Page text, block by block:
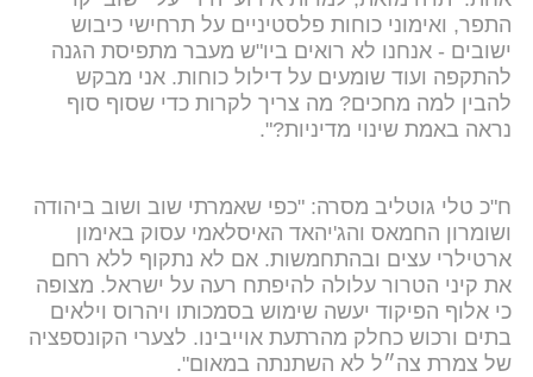
התפר, ואימוני כוחות פלסטיניים על תרחישי כיבוש
ישובים - אנחנו לא רואים ביו"ש מעבר מתפיסת הגנה
להתקפה ועוד שומעים על דילול כוחות. אני מבקש
להבין למה מחכים? מה צריך לקרות כדי שסוף סוף
נראה באמת שינוי מדיניות?".
ח"כ טלי גוטליב מסרה: "כפי שאמרתי שוב ושוב ביהודה
ושומרון החמאס והג'יהאד האיסלאמי עסוק באימון
ארטילרי עצים ובהתחמשות. אם לא נתקוף ללא רחם
את קיני הטרור עלולה להיפתח רעה על ישראל. מצופה
כי אלוף הפיקוד יעשה שימוש בסמכותו ויהרוס וילאים
בתים ורכוש כחלק מהרתעת אוייבינו. לצערי הקונספציה
של צמרת צה״ל לא השתנתה במאום".